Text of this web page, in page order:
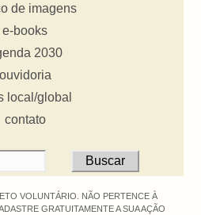
de imagens
e-books
2030
ouvidoria
local/global
contato
VOLUNTÁRIO. NÃO PERTENCE À
GRATUITAMENTE A SUA AÇÃO